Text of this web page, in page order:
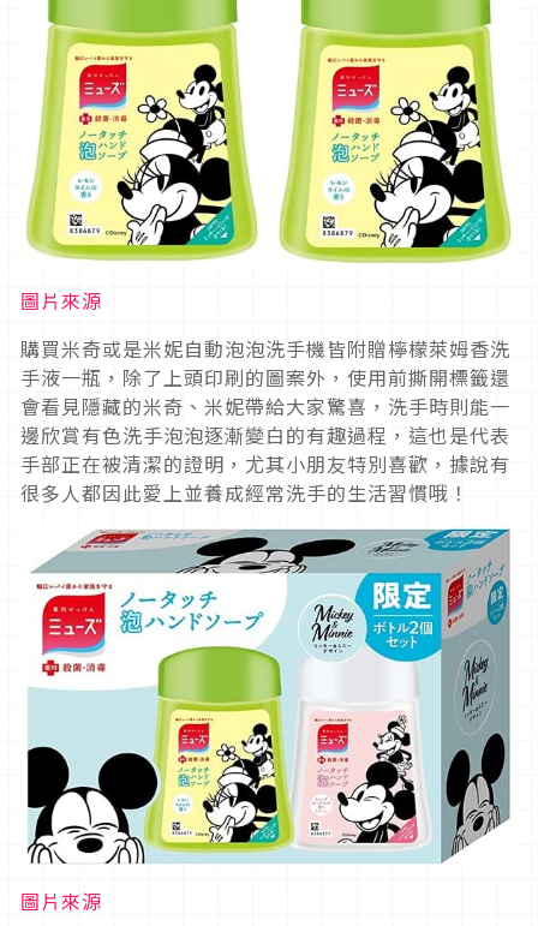
圖片來源
購買米奇或是米妮自動泡泡洗手機皆附贈檸檬萊姆香洗
手液一瓶，除了上頭印刷的圖案外，使用前撕開標籤還
會看見隱藏的米奇、米妮帶給大家驚喜，洗手時則能一
邊欣賞有色洗手泡泡逐漸變白的有趣過程，這也是代表
手部正在被清潔的證明，尤其小朋友特別喜歡，據說有
很多人都因此愛上並養成經常洗手的生活習慣哦！
圖片來源